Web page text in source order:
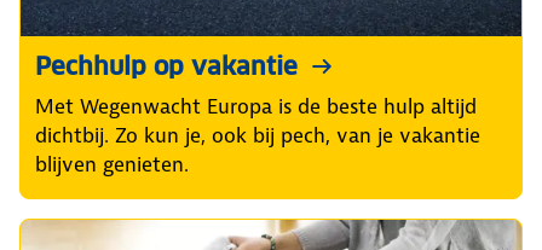
Pechhulp op vakantie
Met Wegenwacht Europa is de beste hulp altijd
dichtbij. Zo kun je, ook bij pech, van je vakantie
blijven genieten.